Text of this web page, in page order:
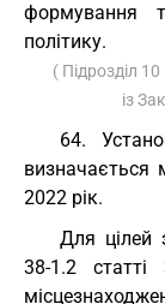
формування
політику.
( Підрозділ
із
64.
визначається
2022 рік.
Для цілей
38-1.2